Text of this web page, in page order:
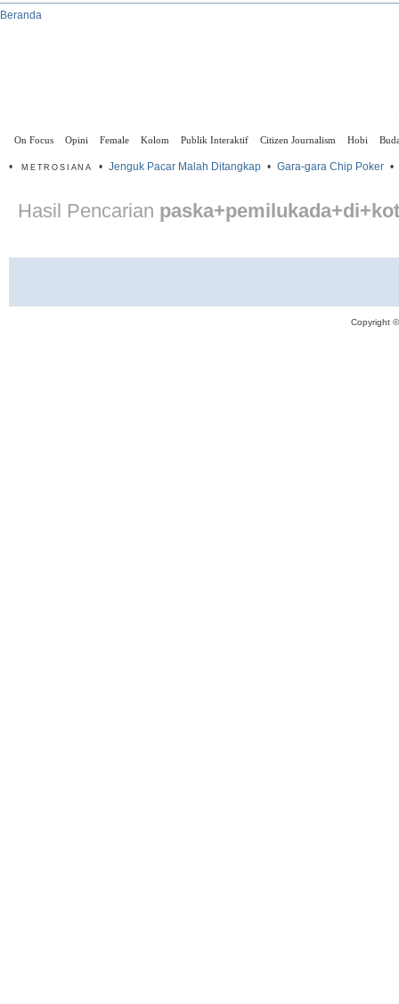
Beranda
On Focus Opini Female Kolom Publik Interaktif Citizen Journalism Hobi
• METROSIANA • Jenguk Pacar Malah Ditangkap • Gara-gara Chip Poker •
Hasil Pencarian
Copyright